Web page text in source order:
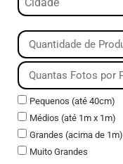
Pequenos (até 40cm)
Médios (até 1m x 1m)
Grandes (acima de 1m)
Muito Grandes